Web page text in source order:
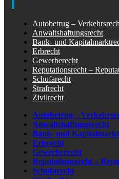
Autobetrug –
Anwaltshaftungsrecht
Bank- und
Erbrecht
Gewerberecht
Reputationsrecht –
Schufarecht
Strafrecht
Zivilrecht
Autobetrug –
Anwaltshaftungsrecht
Bank- und
Erbrecht
Gewerberecht
Reputationsrecht –
Schufarecht